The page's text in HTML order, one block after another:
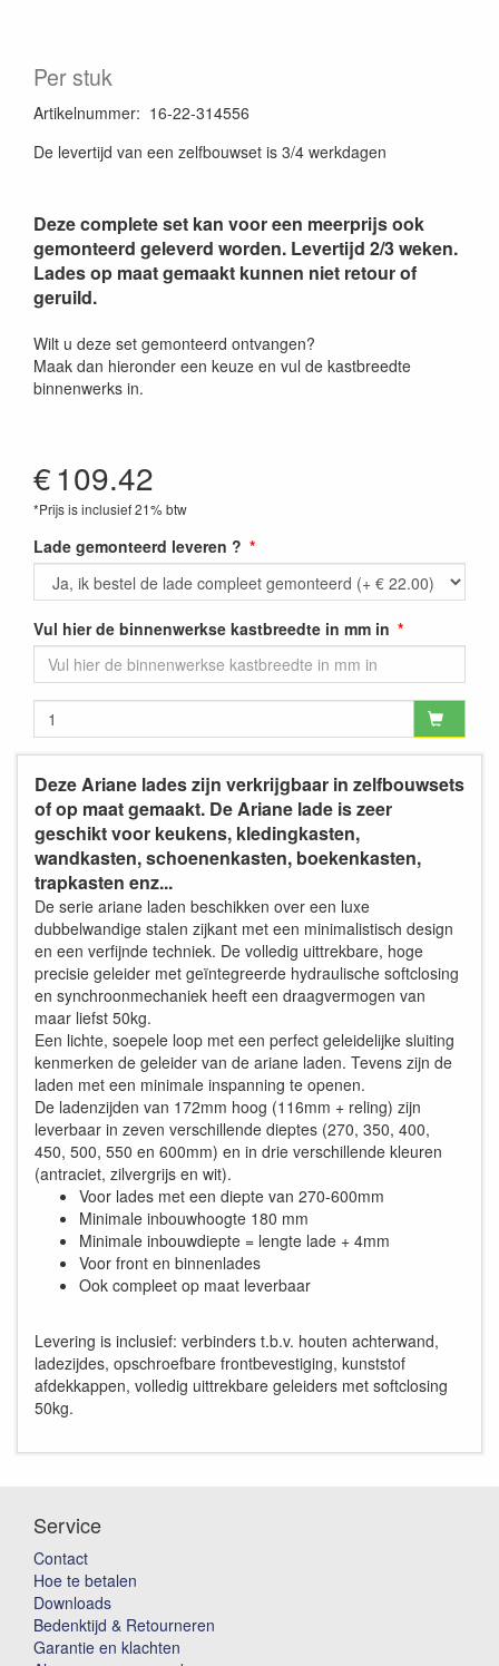
Per stuk
Artikelnummer: 16-22-314556
De levertijd van een zelfbouwset is 3/4 werkdagen
Deze complete set kan voor een meerprijs ook
gemonteerd geleverd worden. Levertijd 2/3 weken.
Lades op maat gemaakt kunnen niet retour of
geruild.
Wilt u deze set gemonteerd ontvangen?
Maak dan hieronder een keuze en vul de kastbreedte
binnenwerks in.
€109.42
*Prijs is inclusief 21% btw
Lade gemonteerd leveren ?
Vul hier de binnenwerkse kastbreedte in mm in
Deze Ariane lades zijn verkrijgbaar in zelfbouwsets
of op maat gemaakt. De Ariane lade is zeer
geschikt voor keukens, kledingkasten,
wandkasten, schoenenkasten, boekenkasten,
trapkasten enz...
De serie ariane laden beschikken over een luxe
dubbelwandige stalen zijkant met een minimalistisch design
en een verfijnde techniek. De volledig uittrekbare, hoge
precisie geleider met geïntegreerde hydraulische softclosing
en synchroonmechaniek heeft een draagvermogen van
maar liefst 50kg.
Een lichte, soepele loop met een perfect geleidelijke sluiting
kenmerken de geleider van de ariane laden. Tevens zijn de
laden met een minimale inspanning te openen.
De ladenzijden van 172mm hoog (116mm + reling) zijn
leverbaar in zeven verschillende dieptes (270, 350, 400,
450, 500, 550 en 600mm) en in drie verschillende kleuren
(antraciet, zilvergrijs en wit).
Voor lades met een diepte van 270-600mm
Minimale inbouwhoogte 180 mm
Minimale inbouwdiepte = lengte lade + 4mm
Voor front en binnenlades
Ook compleet op maat leverbaar
Levering is inclusief: verbinders t.b.v. houten achterwand,
ladezijdes, opschroefbare frontbevestiging, kunststof
afdekkappen, volledig uittrekbare geleiders met softclosing
50kg.
Service
Contact
Hoe te betalen
Downloads
Bedenktijd & Retourneren
Garantie en klachten